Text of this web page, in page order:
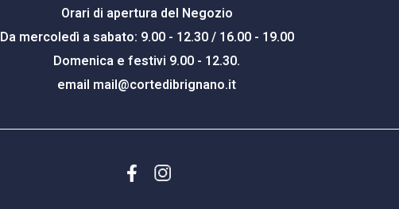
Orari di apertura del Negozio
Da mercoledì a sabato: 9.00 - 12.30 / 16.00 - 19.00
Domenica e festivi 9.00 - 12.30.
email mail@cortedibrignano.it